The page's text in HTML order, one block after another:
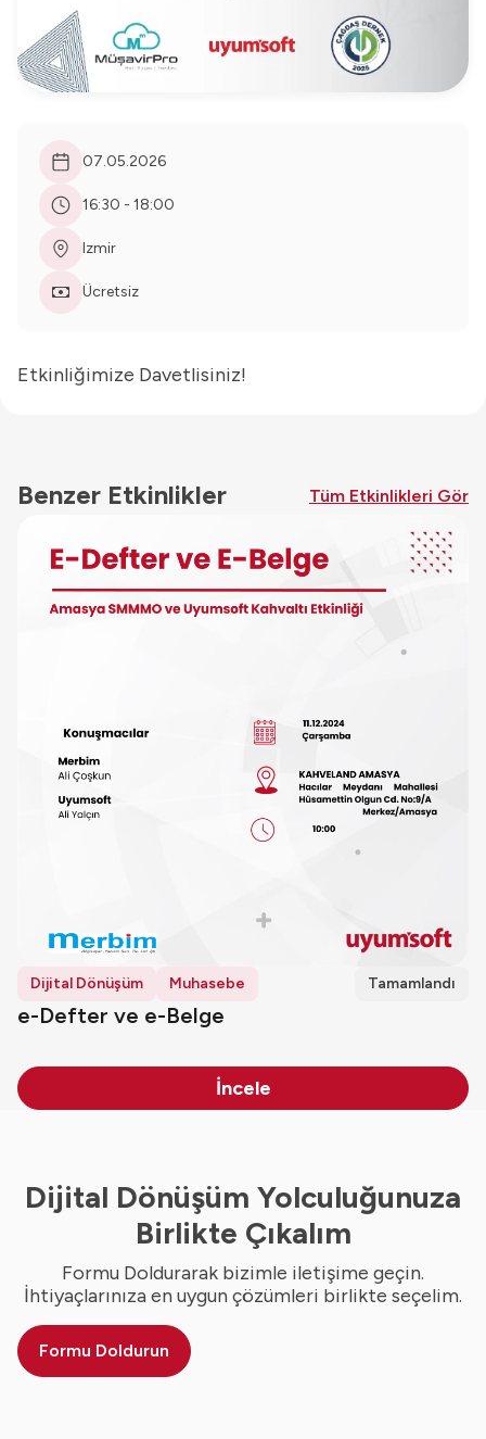
07.05.2026
16:30 - 18:00
Izmir
Ücretsiz
Etkinliğimize Davetlisiniz!
Benzer Etkinlikler Tüm Etkinlikleri Gör
Dijital Dönüşüm Muhasebe Tamamlandı
e-Defter ve e-Belge
İncele
Dijital Dönüşüm Yolculuğunuza
Birlikte Çıkalım
Formu Doldurarak bizimle iletişime geçin.
İhtiyaçlarınıza en uygun çözümleri birlikte seçelim.
Formu Doldurun